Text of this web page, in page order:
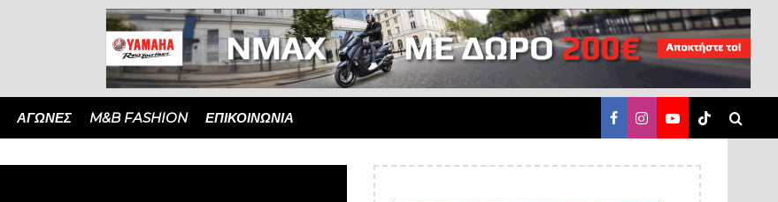
ΑΓΏΝΕΣ M&B FASHION ΕΠΙΚΟΙΝΩΝΙΑ